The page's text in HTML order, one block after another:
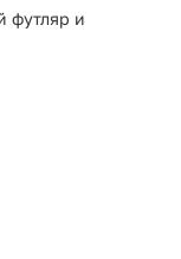
футляр и